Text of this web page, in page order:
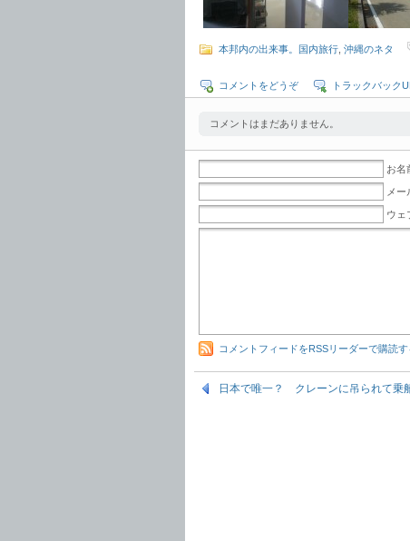
本邦内の出来事。国内旅行 沖縄のネタ
コメントをどうぞ トラックバック
コメントはまだありません。
お名
メ
ウェ
コメントフィードをRSSリーダーで購読す
日本で唯一？ クレーンに吊られて乗